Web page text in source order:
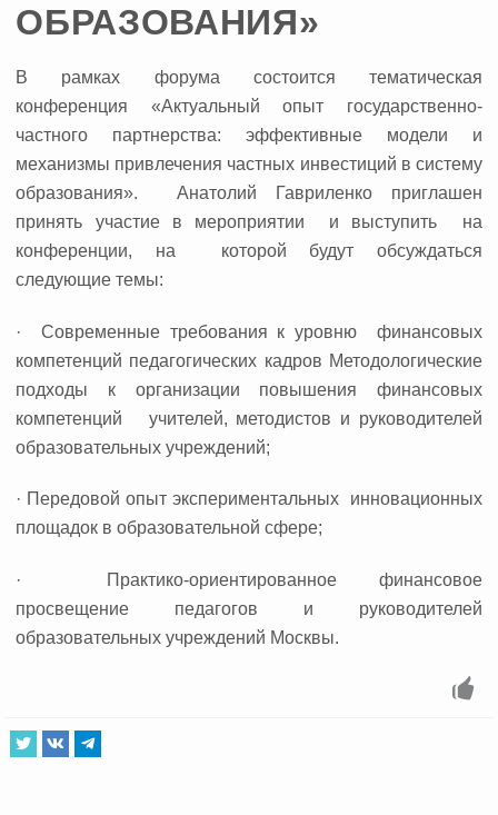
ОБРАЗОВАНИЯ»
В рамках форума состоится тематическая
конференция «Актуальный опыт государственно-
частного партнерства: эффективные модели и
механизмы привлечения частных инвестиций в систему
образования». Анатолий Гавриленко приглашен
принять участие в мероприятии и выступить на
конференции, на которой будут обсуждаться
следующие темы:
· Современные требования к уровню финансовых
компетенций педагогических кадров Методологические
подходы к организации повышения финансовых
компетенций учителей, методистов и руководителей
образовательных учреждений;
· Передовой опыт экспериментальных инновационных
площадок в образовательной сфере;
· Практико-ориентированное финансовое
просвещение педагогов и руководителей
образовательных учреждений Москвы.